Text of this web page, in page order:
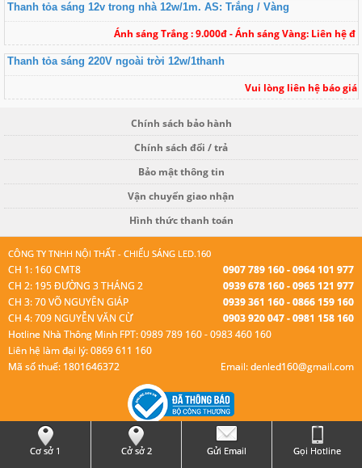
Thanh tỏa sáng 12v trong nhà 12w/1m. AS: Trắng / Vàng
Ánh sáng Trắng : 9.000đ - Ánh sáng Vàng: Liên hệ đ
Thanh tỏa sáng 220V ngoài trời 12w/1thanh
Vui lòng liên hệ báo giá
Chính sách bảo hành
Chính sách đổi / trả
Bảo mật thông tin
Vận chuyển giao nhận
Hình thức thanh toán
CÔNG TY TNHH NỘI THẤT - CHIẾU SÁNG LED.160
CH 1: 160 CMT8
0907 789 160 - 0964 101 977
CH 2: 195 ĐƯỜNG 3 THÁNG 2
0939 678 160 - 0965 121 977
CH 3: 70 VÕ NGUYÊN GIÁP
0939 361 160 - 0866 159 160
CH 4: 709 NGUYỄN VĂN CỪ
0903 920 047 - 0981 158 160
Hotline Nhà Thông Minh FPT: 0989 789 160 - 0983 460 160
Liên hệ làm đại lý: 0869 611 160
Mã số thuế: 1801646372
Email: denled160@gmail.com
© Bản quyền thuộc Led 160.
Cơ sở 1
Cở sở 2 Gửi Email Gọi Hotline